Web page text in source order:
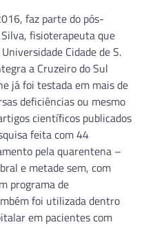
faz parte do pós-
fisioterapeuta que
Cidade de S.
a Cruzeiro do Sul
já foi testada em mais de
deficiências ou mesmo
científicos publicados
feita com 44
pela quarentena –
e metade sem, com
programa de
foi utilizada dentro
em pacientes com